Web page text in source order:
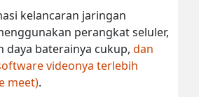
kelancaran jaringan
perangkat seluler,
daya baterainya cukup, dan
videonya terlebih
meet).